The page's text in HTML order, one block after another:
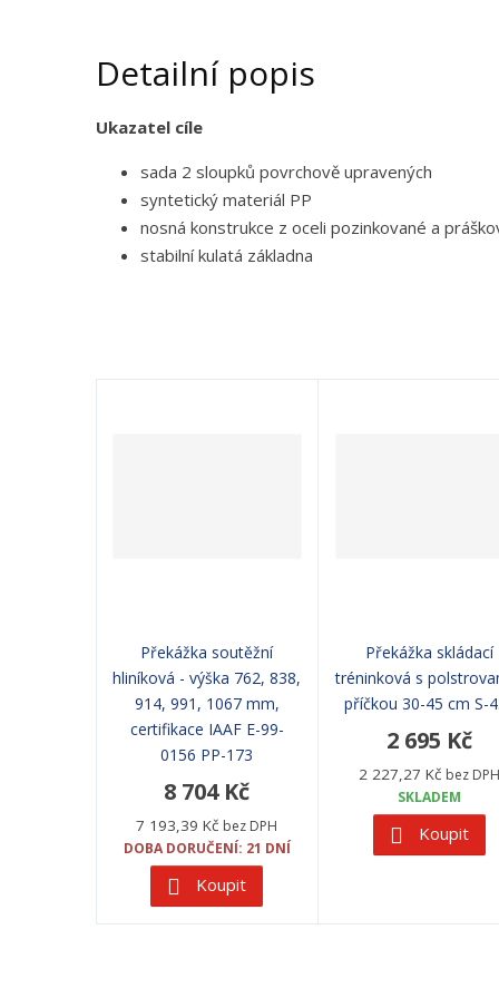
Detailní popis
Ukazatel cíle
sada 2 sloupků povrchově upravených
syntetický materiál PP
nosná konstrukce z oceli pozinkované a
stabilní kulatá základna
Překážka soutěžní
hliníková - výška 762, 838,
914, 991, 1067 mm,
certifikace IAAF E-99-
0156 PP-173
8 704 Kč
7 193,39 Kč bez DPH
DOBA DORUČENÍ: 21 DNÍ
Koupit
Překážka skládací
tréninková s
příčkou 30-45 cm S-
2 695 Kč
2 227,27 Kč bez DPH
SKLADEM
Koupit